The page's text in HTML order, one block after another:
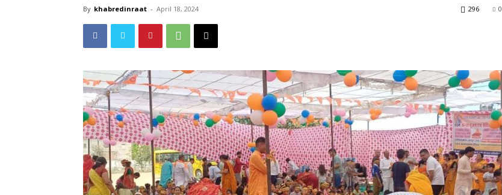
By khabredinraat - April 18, 2024 0
296